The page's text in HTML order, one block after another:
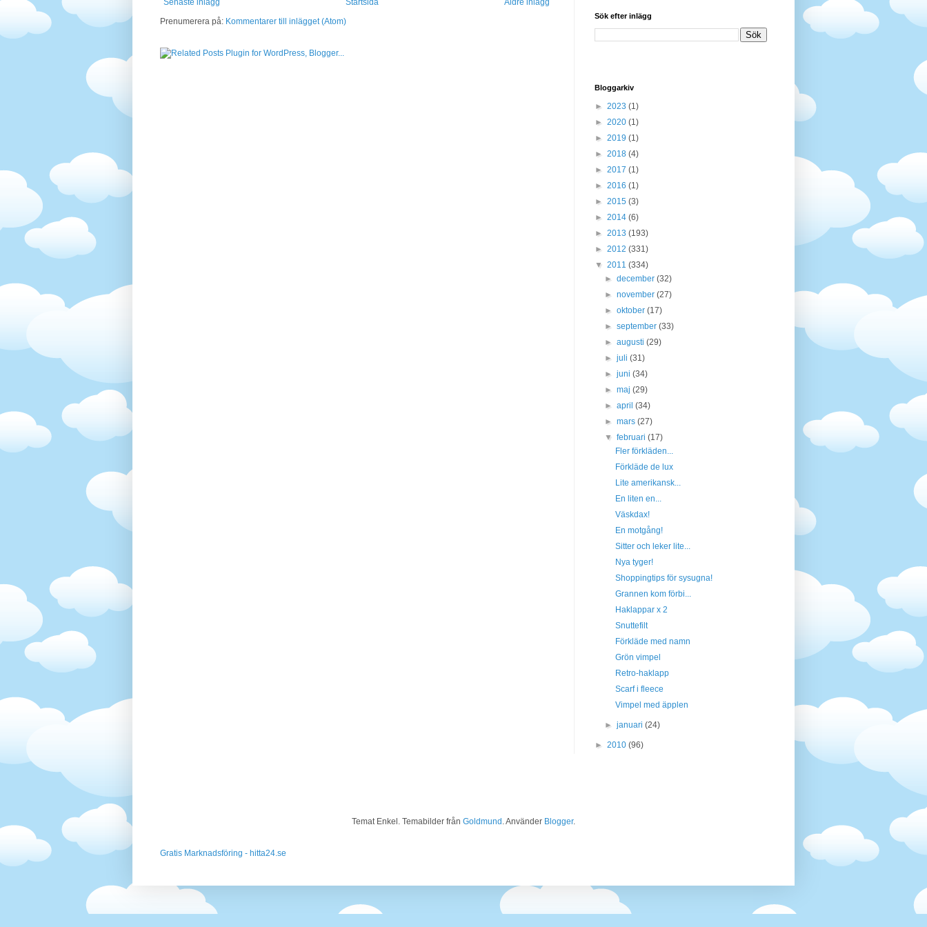
Senaste inlägg Äldre inlägg
Startsida
Prenumerera på: Kommentarer till inlägget (Atom)
Sök efter inlägg
Bloggarkiv
► 2023 (1)
► 2020 (1)
► 2019 (1)
► 2018 (4)
► 2017 (1)
► 2016 (1)
► 2015 (3)
► 2014 (6)
► 2013 (193)
► 2012 (331)
▼ 2011 (334)
►december(32)
►november(27)
►oktober(17)
►september(33)
►augusti(29)
►juli(31)
►juni(34)
►maj(29)
►april(34)
►mars(27)
▼februari(17)
Fler förkläden...
Förkläde de lux
Lite amerikansk...
En liten en...
Väskdax!
En motgång!
Sitter och leker lite...
Nya tyger!
Shoppingtips för sysugna!
Grannen kom förbi...
Haklappar x 2
Snuttefilt
Förkläde med namn
Grön vimpel
Retro-haklapp
Scarf i fleece
Vimpel med äpplen
►januari(24)
► 2010 (96)
Temat Enkel. Temabilder från Goldmund . Använder Blogger.
Gratis Marknadsföring - hitta24.se